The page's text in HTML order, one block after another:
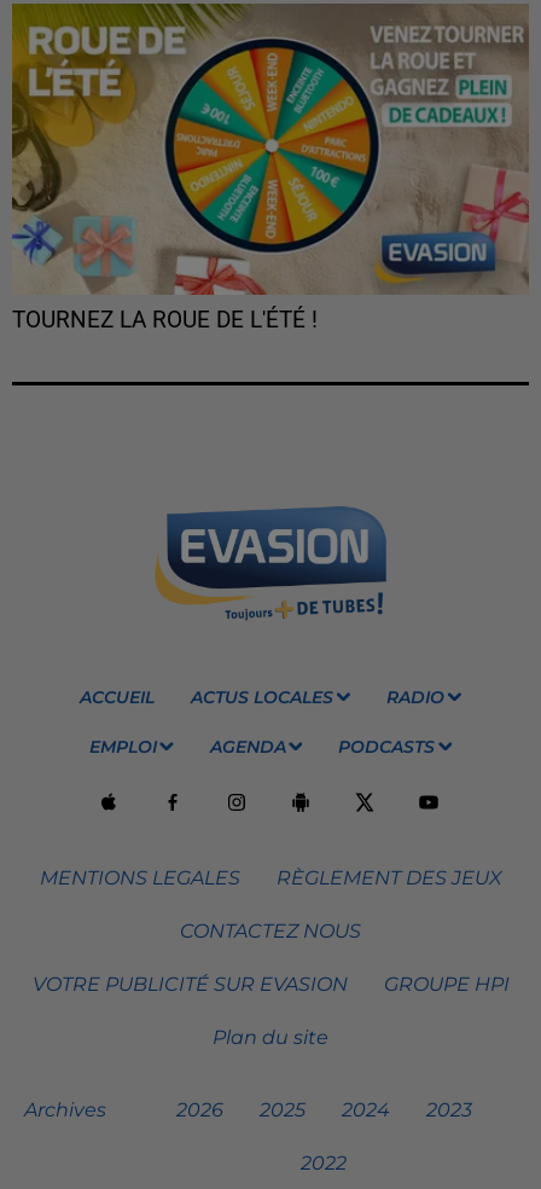
TOURNEZ LA ROUE DE L'ÉTÉ !
ACCUEIL ACTUS LOCALES RADIO
EMPLOI AGENDA PODCASTS
MENTIONS LEGALES RÈGLEMENT DES JEUX
CONTACTEZ NOUS
VOTRE PUBLICITÉ SUR EVASION GROUPE HPI
Plan du site
Archives 2026 2025 2024 2023
2022